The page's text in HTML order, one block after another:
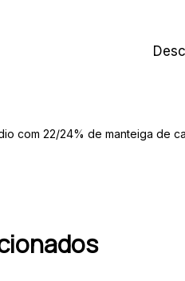
com 22/24% de manteiga de